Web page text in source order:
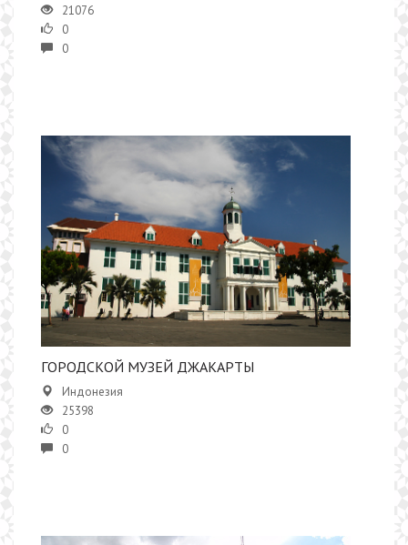
21076
0
0
​ГОРОДСКОЙ МУЗЕЙ ДЖАКАРТЫ
Индонезия
25398
0
0